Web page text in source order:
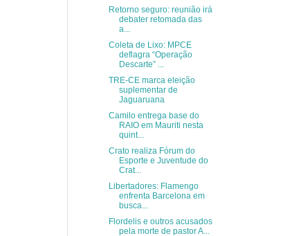
Retorno seguro: reunião irá
debater retomada das
a...
Coleta de Lixo: MPCE
deflagra “Operação
Descarte” ...
TRE-CE marca eleição
suplementar de
Jaguaruana
Camilo entrega base do
RAIO em Mauriti nesta
quint...
Crato realiza Fórum do
Esporte e Juventude do
Crat...
Libertadores: Flamengo
enfrenta Barcelona em
busca...
Flordelis e outros acusados
pela morte de pastor A...